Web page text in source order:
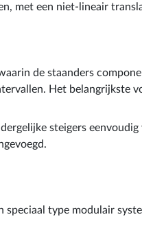
met een niet-lineair
de staanders
Het belangrijkste
steigers
speciaal type modulair